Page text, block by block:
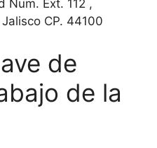
Num. Ext. 112 ,
CP. 44100
de
de la